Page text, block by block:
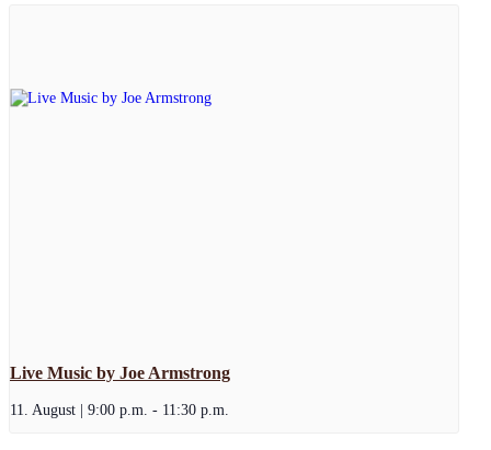
Live Music by Joe Armstrong
11. August | 9:00 p.m. - 11:30 p.m.